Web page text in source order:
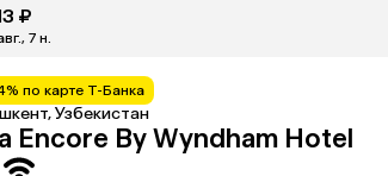
₽
7 н.
по карте Т-Банка
Узбекистан
Encore By Wyndham Hotel